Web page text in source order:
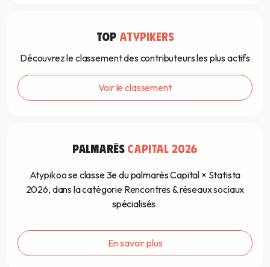
TOP ATYPIKERS
Découvrez le classement des contributeurs les plus actifs
Voir le classement
PALMARÈS CAPITAL 2026
Atypikoo se classe 3e du palmarès Capital × Statista
2026, dans la catégorie Rencontres & réseaux sociaux
spécialisés.
En savoir plus